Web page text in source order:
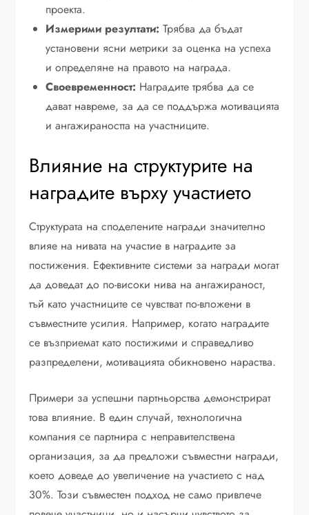
проекта.
Измерими резултати: Трябва да бъдат
установени ясни метрики за оценка на успеха
и определяне на правото на награда.
Своевременност: Наградите трябва да се
дават навреме, за да се поддържа мотивацията
и ангажираността на участниците.
Влияние на структурите на
наградите върху участието
Структурата на споделените награди значително
влияе на нивата на участие в наградите за
постижения. Ефективните системи за награди могат
да доведат до по-високи нива на ангажираност,
тъй като участниците се чувстват по-вложени в
съвместните усилия. Например, когато наградите
се възприемат като постижими и справедливо
разпределени, мотивацията обикновено нараства.
Примери за успешни партньорства демонстрират
това влияние. В един случай, технологична
компания се партнира с неправителствена
организация, за да предложи съвместни награди,
което доведе до увеличение на участието с над
30%. Този съвместен подход не само привлече